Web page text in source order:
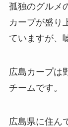
孤独のグルメ
カープが盛り
ていますが、
広島カープは
チームです。
広島県に住ん